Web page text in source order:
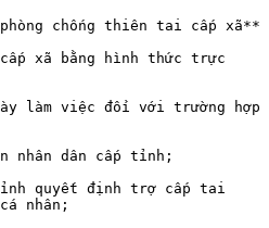
chống thiên tai cấp xã**
xã bằng hình thức trực
làm việc đối với trường hợp
nhân dân cấp tỉnh;
tỉnh quyết định trợ cấp tai
nhân;